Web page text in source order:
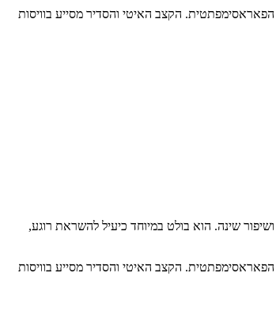
והמערכת הפאראסימפתטית. הקצב האיטי והסדיר מסייע בוויסות
ושיפור שינה. הוא בולט במיוחד כיעיל להשראת רוגע,
והמערכת הפאראסימפתטית. הקצב האיטי והסדיר מסייע בוויסות